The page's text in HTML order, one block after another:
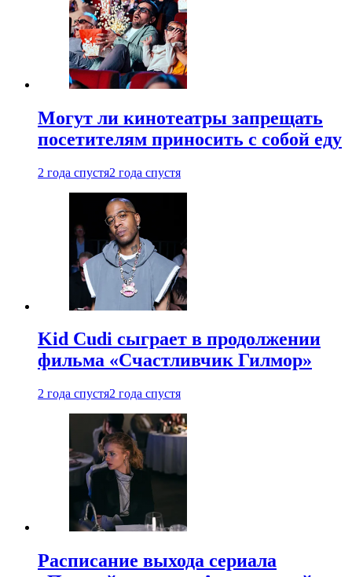
Могут ли кинотеатры запрещать
посетителям приносить с собой еду
2 года спустя2 года спустя
Kid Cudi сыграет в продолжении
фильма «Счастливчик Гилмор»
2 года спустя2 года спустя
Расписание выхода сериала